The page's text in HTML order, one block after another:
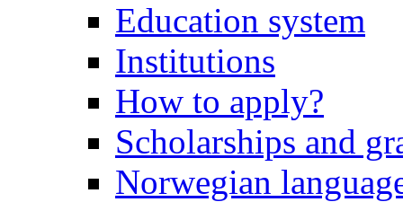
Education system
Institutions
How to apply?
Scholarships and
Norwegian